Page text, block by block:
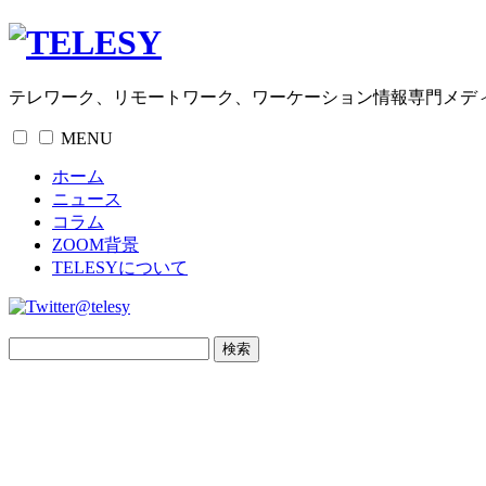
テレワーク、リモートワーク、ワーケーション情報専門メデ
MENU
ホーム
ニュース
コラム
ZOOM背景
TELESYについて
@telesy